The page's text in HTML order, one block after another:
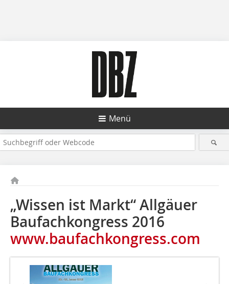
Menü
„Wissen ist Markt“ Allgäuer
Baufachkongress 2016
www.baufachkongress.com